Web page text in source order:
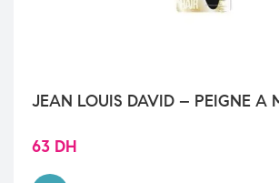
JEAN LOUIS DAVID – PEIGNE A
63 DH